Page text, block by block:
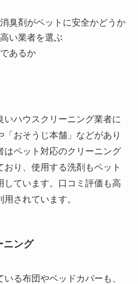
臭剤がペットに安全かどうか
い業者を選ぶ
あるか
いハウスクリーニング業者に
「おそうじ本舗」などがあり
はペット対応のクリーニング
おり、使用する洗剤もペット
しています。口コミ評価も高
されています。
ニング
る布団やベッドカバーも、